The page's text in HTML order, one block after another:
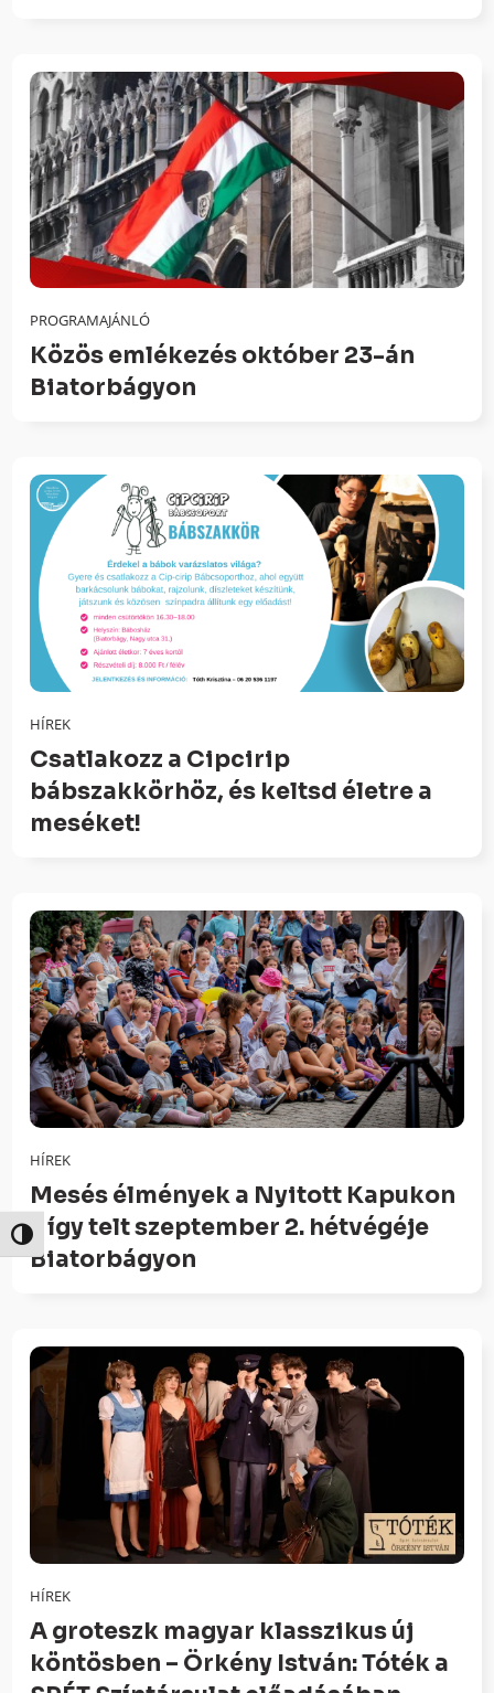
Nagy kontraszt váltása
PROGRAMAJÁNLÓ
Közös emlékezés október 23-án
Biatorbágyon
HÍREK
Csatlakozz a Cipcirip
bábszakkörhöz, és keltsd életre a
meséket!
HÍREK
Mesés élmények a Nyitott Kapukon
– így telt szeptember 2. hétvégéje
Biatorbágyon
HÍREK
A groteszk magyar klasszikus új
köntösben – Örkény István: Tóték a